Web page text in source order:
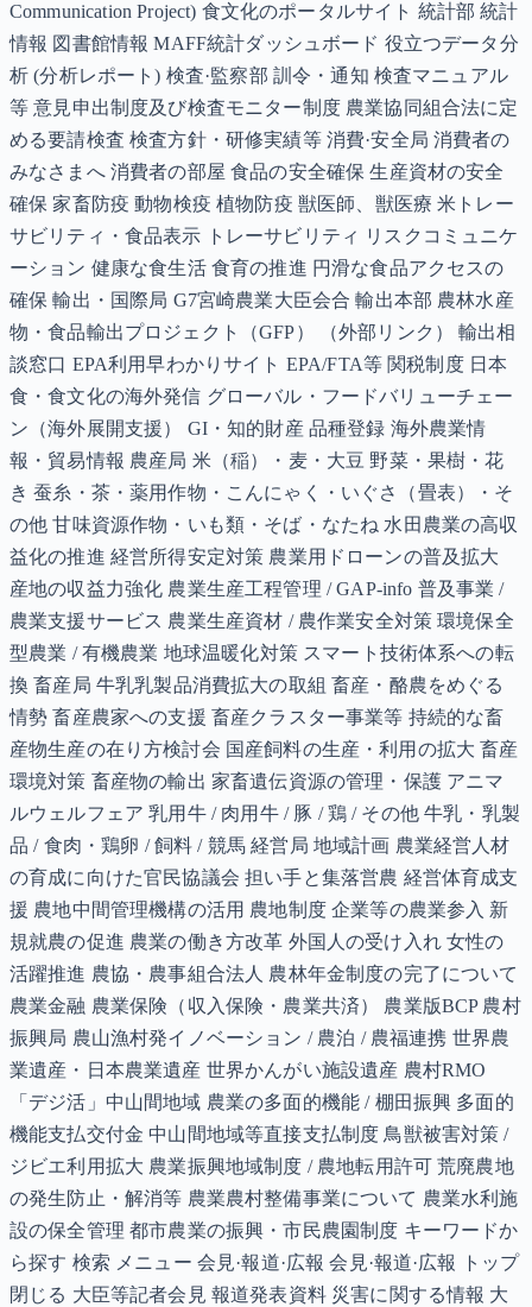
Communication Project) 食文化のポータルサイト 統計部 統計
情報 図書館情報 MAFF統計ダッシュボード 役立つデータ分
析 (分析レポート) 検査·監察部 訓令・通知 検査マニュアル
等 意見申出制度及び検査モニター制度 農業協同組合法に定
める要請検査 検査方針・研修実績等 消費·安全局 消費者の
みなさまへ 消費者の部屋 食品の安全確保 生産資材の安全
確保 家畜防疫 動物検疫 植物防疫 獣医師、獣医療 米トレー
サビリティ・食品表示 トレーサビリティ リスクコミュニケ
ーション 健康な食生活 食育の推進 円滑な食品アクセスの
確保 輸出・国際局 G7宮崎農業大臣会合 輸出本部 農林水産
物・食品輸出プロジェクト（GFP） （外部リンク） 輸出相
談窓口 EPA利用早わかりサイト EPA/FTA等 関税制度 日本
食・食文化の海外発信 グローバル・フードバリューチェー
ン（海外展開支援） GI・知的財産 品種登録 海外農業情
報・貿易情報 農産局 米（稲）・麦・大豆 野菜・果樹・花
き 蚕糸・茶・薬用作物・こんにゃく・いぐさ（畳表）・そ
の他 甘味資源作物・いも類・そば・なたね 水田農業の高収
益化の推進 経営所得安定対策 農業用ドローンの普及拡大
産地の収益力強化 農業生産工程管理 / GAP-info 普及事業 /
農業支援サービス 農業生産資材 / 農作業安全対策 環境保全
型農業 / 有機農業 地球温暖化対策 スマート技術体系への転
換 畜産局 牛乳乳製品消費拡大の取組 畜産・酪農をめぐる
情勢 畜産農家への支援 畜産クラスター事業等 持続的な畜
産物生産の在り方検討会 国産飼料の生産・利用の拡大 畜産
環境対策 畜産物の輸出 家畜遺伝資源の管理・保護 アニマ
ルウェルフェア 乳用牛 / 肉用牛 / 豚 / 鶏 / その他 牛乳・乳製
品 / 食肉・鶏卵 / 飼料 / 競馬 経営局 地域計画 農業経営人材
の育成に向けた官民協議会 担い手と集落営農 経営体育成支
援 農地中間管理機構の活用 農地制度 企業等の農業参入 新
規就農の促進 農業の働き方改革 外国人の受け入れ 女性の
活躍推進 農協・農事組合法人 農林年金制度の完了について
農業金融 農業保険（収入保険・農業共済） 農業版BCP 農村
振興局 農山漁村発イノベーション / 農泊 / 農福連携 世界農
業遺産・日本農業遺産 世界かんがい施設遺産 農村RMO
「デジ活」中山間地域 農業の多面的機能 / 棚田振興 多面的
機能支払交付金 中山間地域等直接支払制度 鳥獣被害対策 /
ジビエ利用拡大 農業振興地域制度 / 農地転用許可 荒廃農地
の発生防止・解消等 農業農村整備事業について 農業水利施
設の保全管理 都市農業の振興・市民農園制度 キーワードか
ら探す 検索 メニュー 会見·報道·広報 会見·報道·広報 トップ
閉じる 大臣等記者会見 報道発表資料 災害に関する情報 大